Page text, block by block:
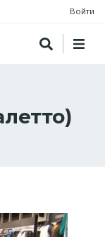
Войти